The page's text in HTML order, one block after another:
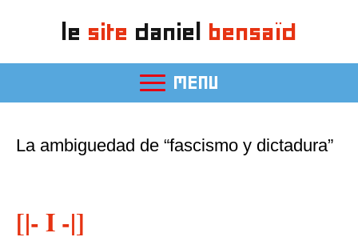
le site daniel bensaïd
MENU
La ambiguedad de “fascismo y dictadura”
[|- I -|]